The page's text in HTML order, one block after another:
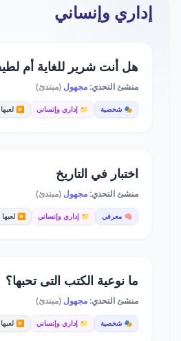
إداري وإنساني
هل أنت شرير للغاية أم
منشئ التحدي:مجهول (مبتدئ)
🎭 شخصية 📁 إداري وإنساني ▶️ لعبها 63
اختبار في التاريخ
منشئ التحدي:مجهول (مبتدئ)
🧠 معرفي 📁 إداري وإنساني ▶️ لعبها 5
ما نوعية الكتب التى تحبها؟
منشئ التحدي:مجهول (مبتدئ)
🎭 شخصية 📁 إداري وإنساني ▶️ لعبها 160